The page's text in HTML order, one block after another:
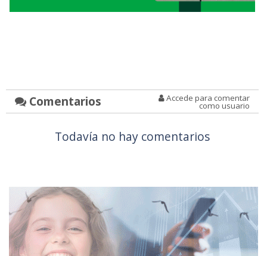
Comentarios Accede para comentar
como usuario
Todavía no hay comentarios